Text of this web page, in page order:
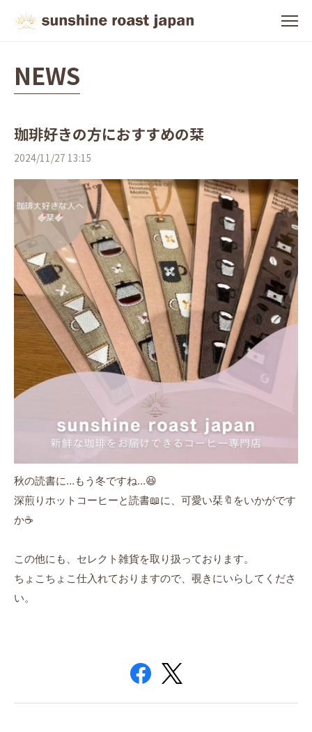
NEWS
珈琲好きの方におすすめの栞
2024/11/27 13:15
秋の読書に…もう冬ですね…😆
深煎りホットコーヒーと読書📖に、 可愛い栞🔖をいかがです
か☕️
この他にも、セレクト雑貨を取り扱っております。
ちょこちょこ仕入れておりますので、覗きにいらしてくださ
い。